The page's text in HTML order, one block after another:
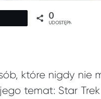
0
UDOSTĘPNIEŃ
które nigdy nie
temat: Star